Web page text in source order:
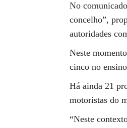
No
concelho”,
autoridades
Neste
cinco no
Há ainda 21
motoristas do
“Neste